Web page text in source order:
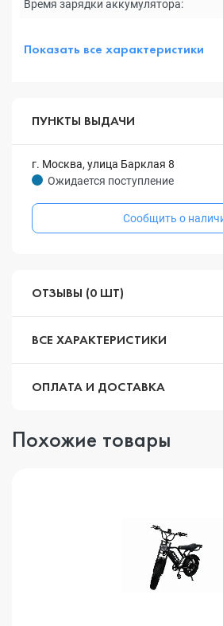
Время зарядки аккумулятора:
Показать все характеристики
ПУНКТЫ ВЫДАЧИ
г. Москва, улица Барклая 8
Ожидается поступление
Сообщить о
ОТЗЫВЫ (0 ШТ)
ВСЕ ХАРАКТЕРИСТИКИ
ОПЛАТА И ДОСТАВКА
Похожие товары